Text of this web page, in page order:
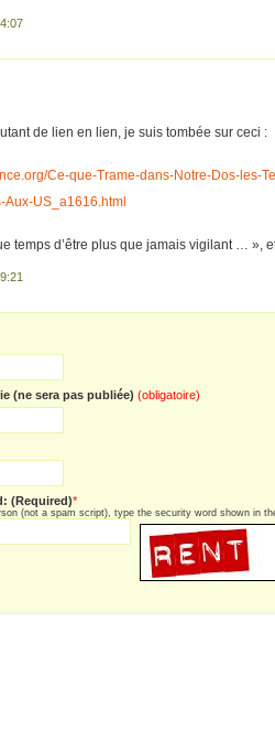
de lien en lien, je suis tombée sur ceci :
Ce-que-Trame-dans-Notre-Dos-les-
US_a1616.html
temps d’être plus que jamais vigilant … »,
(ne sera pas publiée) (obligatoire)
(Required)*
(not a spam script), type the security word shown in